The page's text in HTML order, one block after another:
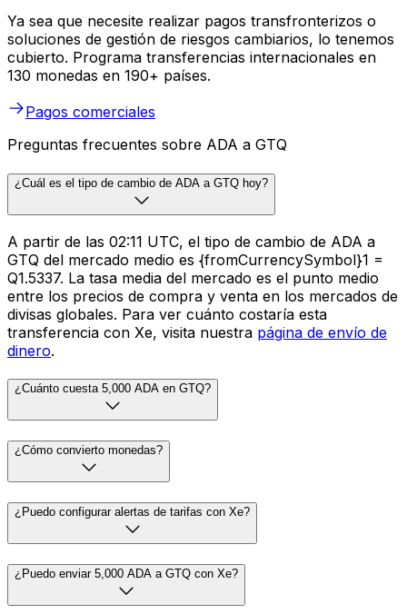
Ya sea que necesite realizar pagos transfronterizos o
soluciones de gestión de riesgos cambiarios, lo tenemos
cubierto. Programa transferencias internacionales en
130 monedas en 190+ países.
Pagos comerciales
Preguntas frecuentes sobre ADA a GTQ
¿Cuál es el tipo de cambio de ADA a GTQ hoy?
A partir de las 02:11 UTC, el tipo de cambio de ADA a
GTQ del mercado medio es {fromCurrencySymbol}1 =
Q1.5337. La tasa media del mercado es el punto medio
entre los precios de compra y venta en los mercados de
divisas globales. Para ver cuánto costaría esta
transferencia con Xe, visita nuestra página de envío de
dinero.
¿Cuánto cuesta 5,000 ADA en GTQ?
¿Cómo convierto monedas?
¿Puedo configurar alertas de tarifas con Xe?
¿Puedo enviar 5,000 ADA a GTQ con Xe?